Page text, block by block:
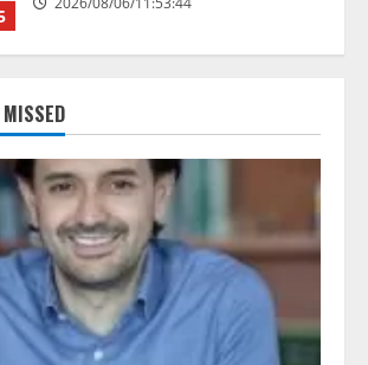
務提携
藤原竜也がAIで組織の改善点を見
抜く！ SKYSEA Client View 新テ
レビCM公開！ 新オプション！ AI
が組織の業務実態を分析し労務改
善を支援。 藤原竜也メイキング
動画公開 「もしAIが自分を分析し
たら、すぐ休めと言われる自信が
ある」「昨年の夏はカブトムシを
捕まえたり、虫と戦ったり…」
2026/08/06/14:54:31
アシストAIテラス、ガバナンス機
能を備えたAIエージェントプラッ
トフォーム「QueryPie AIP」を提
MISSED